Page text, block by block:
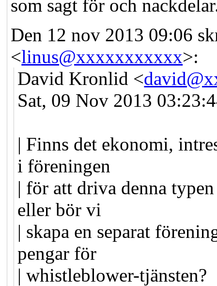
som sagt för och
Den 12 nov 2013 09:06
<linus@xxxxxxxxxxx>:
David Kronlid <
Sat, 09 Nov 2013
| Finns det ekonomi,
i föreningen
| för att driva denna
eller bör vi
| skapa en separat
pengar för
| whistleblower-tjänsten?